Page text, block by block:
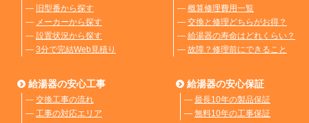
― 旧型番から探す
― メーカーから探す
― 設置状況から探す
― 3分で完結Web見積り
― 概算修理費用一覧
― 交換と修理どちらがお得？
― 給湯器の寿命はどれくらい？
― 故障？修理前にできること
給湯器の安心工事
― 交換工事の流れ
― 工事の対応エリア
給湯器の安心保証
― 最長10年の製品保証
― 無料10年の工事保証